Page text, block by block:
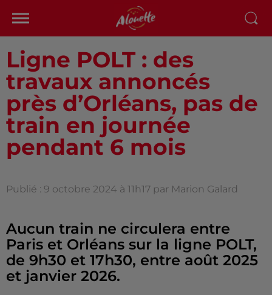
Ligne POLT : des
travaux annoncés
près d’Orléans, pas de
train en journée
pendant 6 mois
Publié : 9 octobre 2024 à 11h17 par Marion Galard
Aucun train ne circulera entre
Paris et Orléans sur la ligne POLT,
de 9h30 et 17h30, entre août 2025
et janvier 2026.